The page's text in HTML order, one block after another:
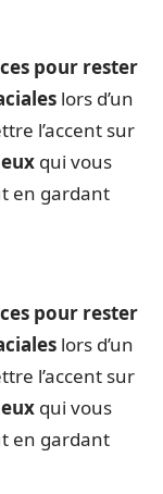
pour rester
lors d’un
l’accent sur
qui vous
en gardant
pour rester
lors d’un
l’accent sur
qui vous
en gardant